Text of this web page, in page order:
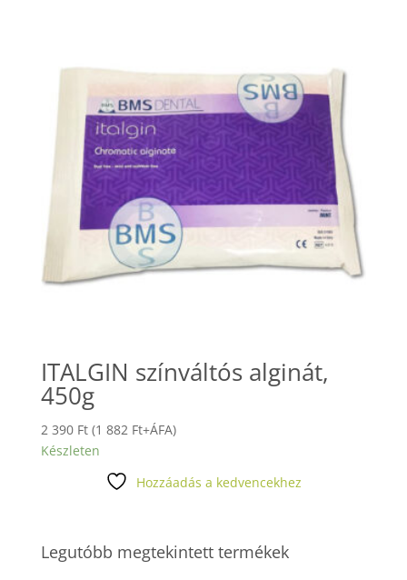
ITALGIN színváltós alginát,
450g
2 390 Ft (1 882 Ft+ÁFA)
Készleten
Hozzáadás a kedvencekhez
Legutóbb megtekintett termékek